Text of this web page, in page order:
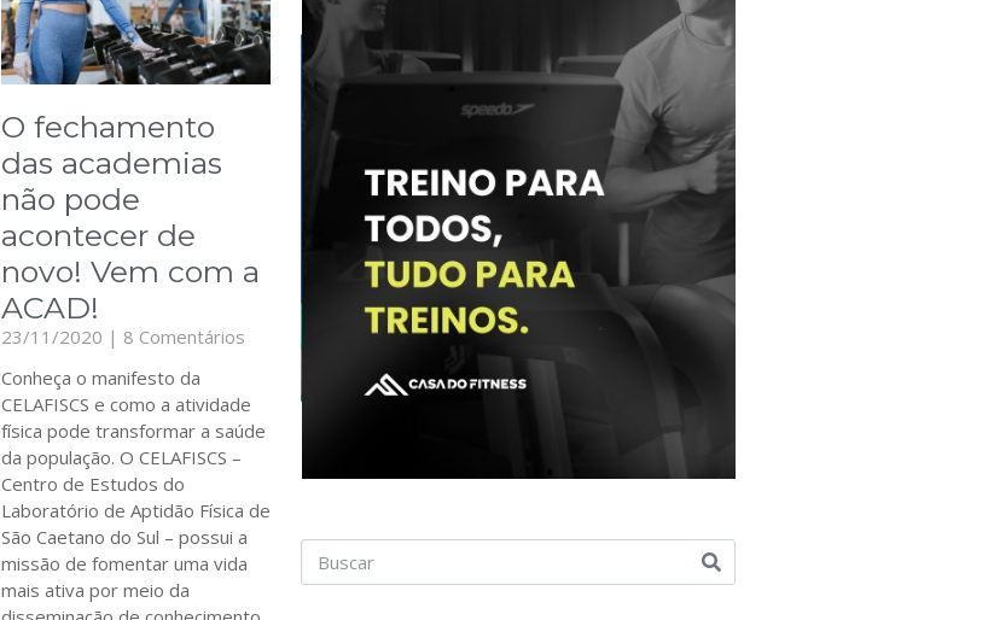
O fechamento
das academias
não pode
acontecer de
novo! Vem com a
ACAD!
23/11/2020
8 Comentários
Conheça o manifesto da
CELAFISCS e como a atividade
física pode transformar a saúde
da população. O CELAFISCS –
Centro de Estudos do
Laboratório de Aptidão Física de
São Caetano do Sul – possui a
missão de fomentar uma vida
mais ativa por meio da